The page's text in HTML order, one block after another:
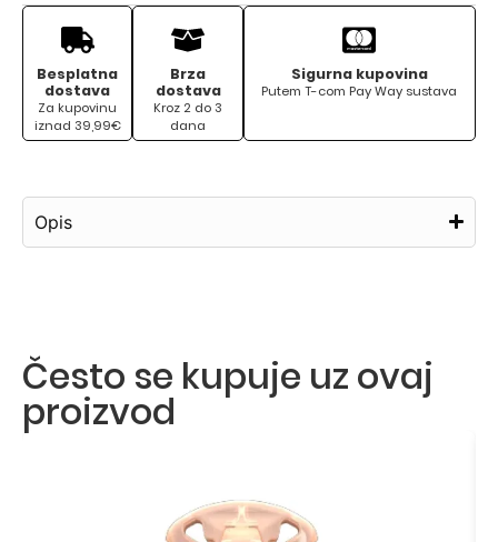
Besplatna
dostava
Za kupovinu
iznad 39,99€
Brza
dostava
Kroz 2 do 3
dana
Sigurna kupovina
Putem T-com Pay Way sustava
Opis
Često se kupuje uz ovaj
proizvod